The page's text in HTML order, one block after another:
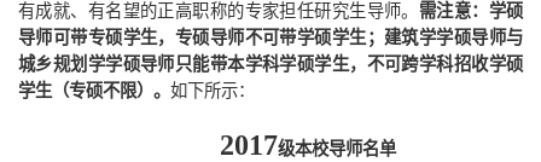
有成就、有名望的正高职称的专家担任研究生导师。 需注意：学硕
导师可带专硕学生，专硕导师不可带学硕学生；建筑学学硕导师与
城乡规划学学硕导师只能带本学科学硕学生，不可跨学科招收学硕
学生（专硕不限）。 如下所示：
2017级本校导师名单